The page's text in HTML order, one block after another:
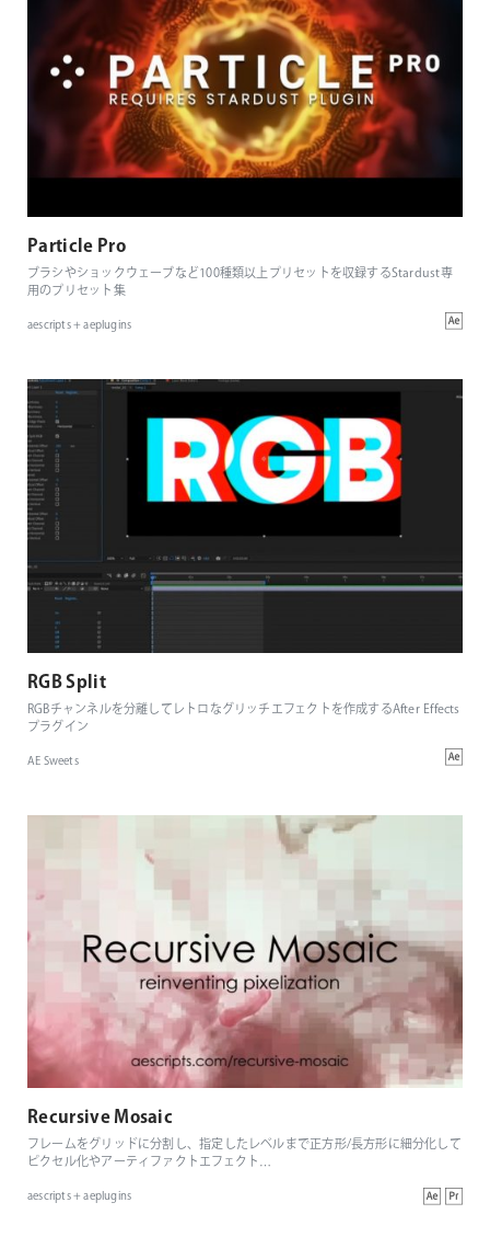
Particle Pro
ブラシやショックウェーブなど100種類以上プリセットを収録するStardust専
用のプリセット集
aescripts + aeplugins
RGB Split
RGBチャンネルを分離してレトロなグリッチエフェクトを作成するAfter Effects
プラグイン
AE Sweets
Recursive Mosaic
フレームをグリッドに分割し、指定したレベルまで正方形/長方形に細分化して
ピクセル化やアーティファクトエフェクト…
aescripts + aeplugins